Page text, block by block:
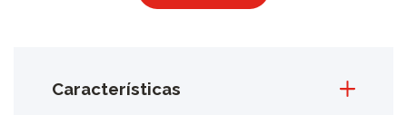
Características